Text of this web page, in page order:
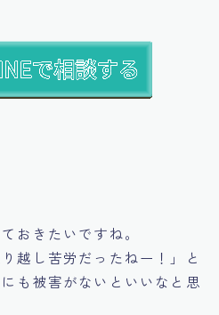
おきたいですね。
越し苦労だったねー！」
と
も被害がないといいなと思